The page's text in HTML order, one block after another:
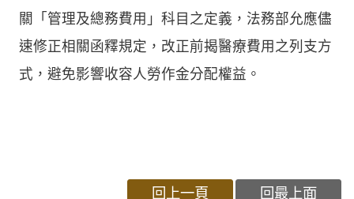
關「管理及總務費用」科目之定義，法務部允應儘
速修正相關函釋規定，改正前揭醫療費用之列支方
式，避免影響收容人勞作金分配權益。
回上一頁 回最上面